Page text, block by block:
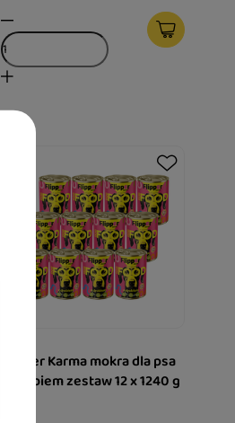
Flipper Karma mokra dla psa
z drobiem zestaw 12 x 1240 g